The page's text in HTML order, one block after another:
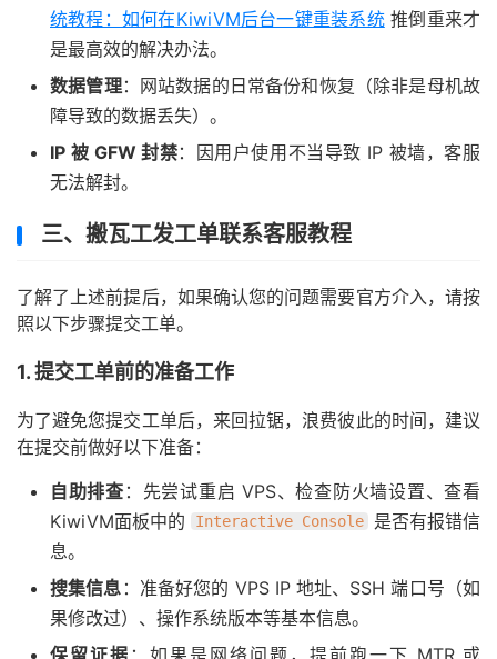
统教程：如何在KiwiVM后台一键重装系统推倒重来才
是最高效的解决办法。
数据管理：网站数据的日常备份和恢复（除非是母机故
障导致的数据丢失）。
IP 被 GFW 封禁：因用户使用不当导致 IP 被墙，客服
无法解封。
三、搬瓦工发工单联系客服教程
了解了上述前提后，如果确认您的问题需要官方介入，请按
照以下步骤提交工单。
1. 提交工单前的准备工作
为了避免您提交工单后，来回拉锯，浪费彼此的时间，建议
在提交前做好以下准备：
自助排查 ：先尝试重启 VPS、检查防火墙设置、查看
KiwiVM面板中的
Interactive Console
是否有报错信
息。
搜集信息 ：准备好您的 VPS IP 地址、SSH 端口号（如
果修改过）、操作系统版本等基本信息。
保留证据 ：如果是网络问题，提前跑一下 MTR 或